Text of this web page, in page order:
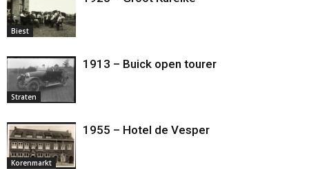
Biest
Straten
1913 – Buick open tourer
Korenmarkt
1955 – Hotel de Vesper